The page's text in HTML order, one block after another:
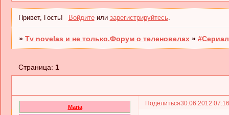
Привет, Гость! Войдитеили зарегистрируйтесь.
»Tv novelas и не только.Форум о теленовелах »
Страница:1
Поделиться30.06.2012
Maria